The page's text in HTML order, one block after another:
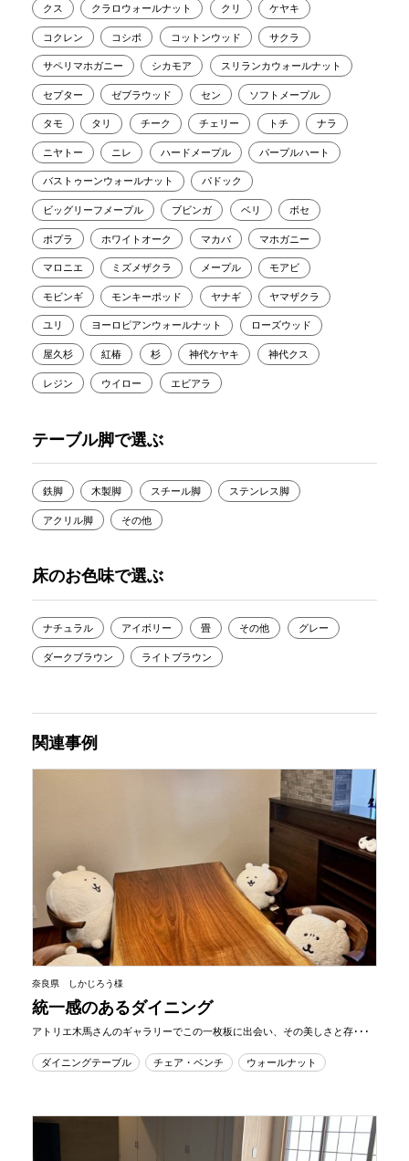
クス クラロウォールナット クリ ケヤキ
コクレン コシポ コットンウッド サクラ
サペリマホガニー シカモア スリランカウォールナット
セプター ゼブラウッド セン ソフトメープル
タモ タリ チーク チェリー トチ ナラ
ニヤトー ニレ ハードメープル パープルハート
バストゥーンウォールナット パドック
ビッグリーフメープル ブビンガ ベリ ボセ
ポプラ ホワイトオーク マカバ マホガニー
マロニエ ミズメザクラ メープル モアビ
モビンギ モンキーポッド ヤナギ ヤマザクラ
ユリ ヨーロピアンウォールナット ローズウッド
屋久杉 紅椿 杉 神代ケヤキ 神代クス
レジン ウイロー エビアラ
テーブル脚で選ぶ
鉄脚 木製脚 スチール脚 ステンレス脚
アクリル脚 その他
床のお色味で選ぶ
ナチュラル アイボリー 畳 その他 グレー
ダークブラウン ライトブラウン
関連事例
奈良県 しかじろう様
統一感のあるダイニング
アトリエ木馬さんのギャラリーでこの一枚板に出会い、その美しさと存･･･
ダイニングテーブル チェア・ベンチ ウォールナット